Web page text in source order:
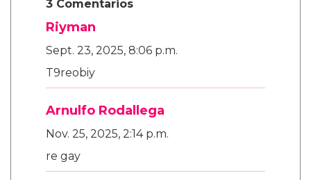
3 Comentarios
Riyman
Sept. 23, 2025, 8:06 p.m.
T9reobiy
Arnulfo Rodallega
Nov. 25, 2025, 2:14 p.m.
re gay